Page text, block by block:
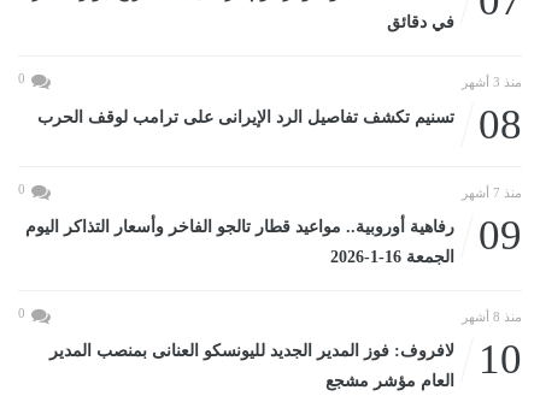
في دقائق
منذ 3 أشهر 0
08 تسنيم تكشف تفاصيل الرد الإيرانى على ترامب لوقف الحرب
منذ 7 أشهر 0
09
رفاهية أوروبية.. مواعيد قطار تالجو الفاخر وأسعار التذاكر اليوم
الجمعة 16-1-2026
منذ 8 أشهر 0
10
لافروف: فوز المدير الجديد لليونسكو العنانى بمنصب المدير
العام مؤشر مشجع